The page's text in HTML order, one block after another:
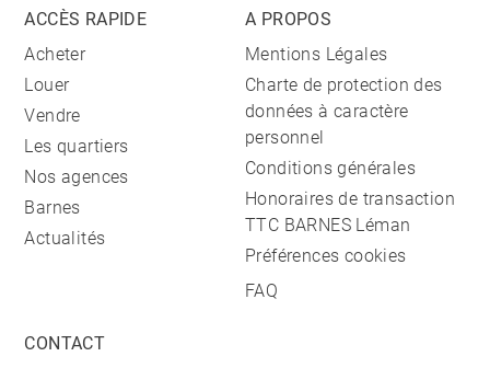
ACCÈS RAPIDE
Acheter
Louer
Vendre
Les quartiers
Nos agences
Barnes
Actualités
A PROPOS
Mentions Légales
Charte de protection des
données à caractère
personnel
Conditions générales
Honoraires de transaction
TTC BARNES Léman
Préférences cookies
FAQ
CONTACT